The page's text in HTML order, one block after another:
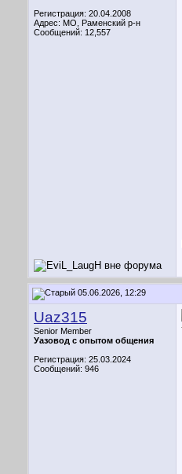
Регистрация: 20.04.2008
Адрес: МО, Раменский р-н
Сообщений: 12,557
05.06.2026, 12:29
Uaz315
Senior Member
Уазовод с опытом общения
Регистрация: 25.03.2024
Сообщений: 946